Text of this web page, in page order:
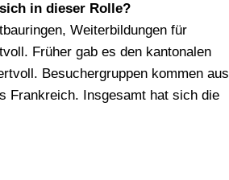
in dieser Rolle?
Weiterbildungen für
Früher gab es den kantonalen
Besuchergruppen kommen aus
Frankreich. Insgesamt hat sich die